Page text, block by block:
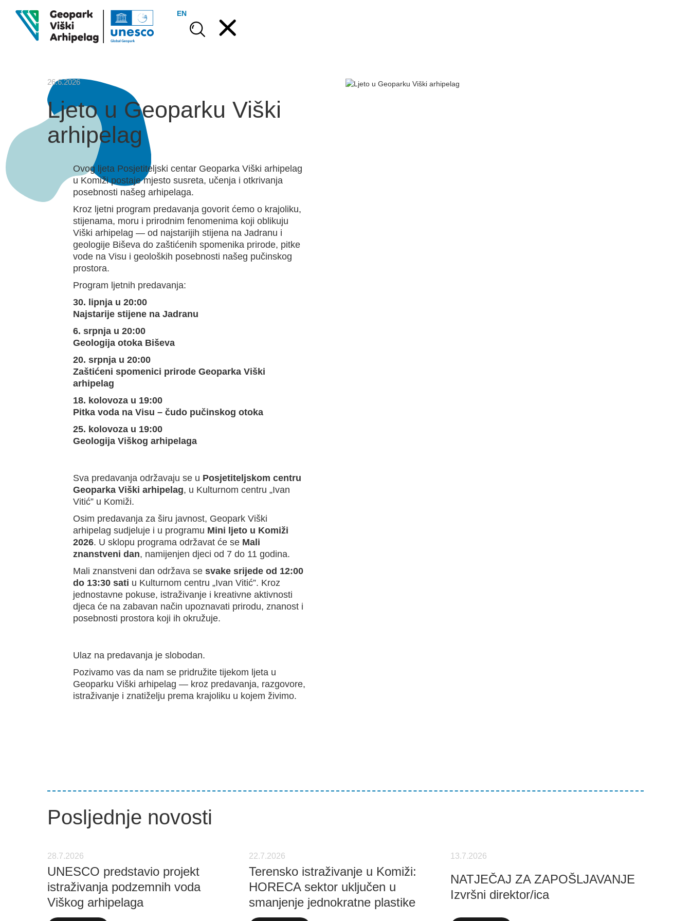
EN
26.6.2026
Ljeto u Geoparku Viški
arhipelag
Ovog ljeta Posjetiteljski centar Geoparka Viški arhipelag
u Komiži postaje mjesto susreta, učenja i otkrivanja
posebnosti našeg arhipelaga.
Kroz ljetni program predavanja govorit ćemo o krajoliku,
stijenama, moru i prirodnim fenomenima koji oblikuju
Viški arhipelag — od najstarijih stijena na Jadranu i
geologije Biševa do zaštićenih spomenika prirode, pitke
vode na Visu i geoloških posebnosti našeg pučinskog
prostora.
Program ljetnih predavanja:
30. lipnja u 20:00
Najstarije stijene na Jadranu
6. srpnja u 20:00
Geologija otoka Biševa
20. srpnja u 20:00
Zaštićeni spomenici prirode Geoparka Viški
arhipelag
18. kolovoza u 19:00
Pitka voda na Visu – čudo pučinskog otoka
25. kolovoza u 19:00
Geologija Viškog arhipelaga
Sva predavanja održavaju se u Posjetiteljskom centru
Geoparka Viški arhipelag, u Kulturnom centru „Ivan
Vitić” u Komiži.
Osim predavanja za širu javnost, Geopark Viški
arhipelag sudjeluje i u programu Mini ljeto u Komiži
2026. U sklopu programa održavat će se Mali
znanstveni dan, namijenjen djeci od 7 do 11 godina.
Mali znanstveni dan održava se svake srijede od 12:00
do 13:30 sati u Kulturnom centru „Ivan Vitić”. Kroz
jednostavne pokuse, istraživanje i kreativne aktivnosti
djeca će na zabavan način upoznavati prirodu, znanost i
posebnosti prostora koji ih okružuje.
Ulaz na predavanja je slobodan.
Pozivamo vas da nam se pridružite tijekom ljeta u
Geoparku Viški arhipelag — kroz predavanja, razgovore,
istraživanje i znatiželju prema krajoliku u kojem živimo.
Posljednje novosti
28.7.2026
UNESCO predstavio projekt
istraživanja podzemnih voda
Viškog arhipelaga
22.7.2026
Terensko istraživanje u Komiži:
HORECA sektor uključen u
smanjenje jednokratne plastike
13.7.2026
NATJEČAJ ZA ZAPOŠLJAVANJE
Izvršni direktor/ica